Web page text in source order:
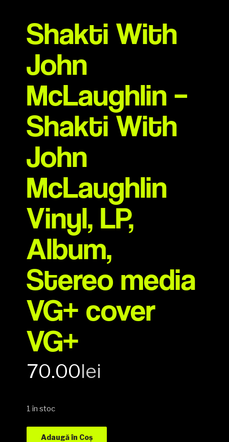
Shakti With
John
McLaughlin –
Shakti With
John
McLaughlin
Vinyl, LP,
Album,
Stereo media
VG+ cover
VG+
70.00lei
1 în stoc
Adaugă în Coș